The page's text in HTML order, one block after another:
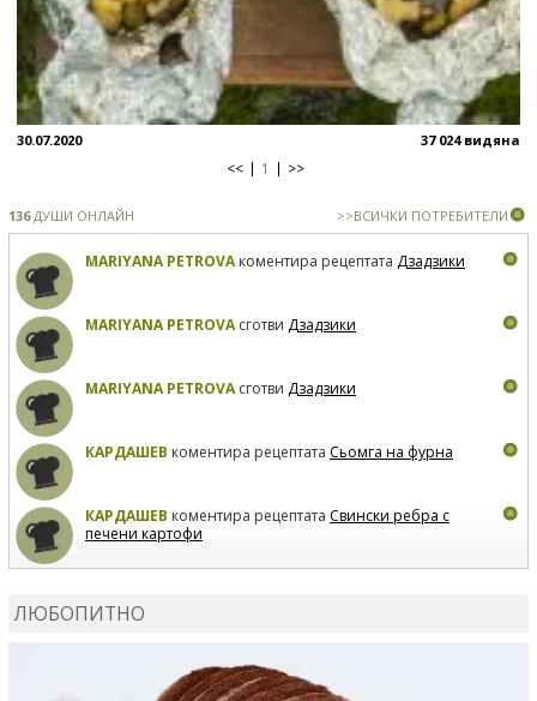
30.07.2020 37 024 видяна
<< 1 >>
136ДУШИ ОНЛАЙН >>ВСИЧКИ ПОТРЕБИТЕЛИ
MARIYANA PETROVAкоментира рецептата Дзадзики
MARIYANA PETROVAсготви Дзадзики
MARIYANA PETROVAсготви Дзадзики
КАРДАШЕВ коментира рецептата Сьомга на фурна
КАРДАШЕВ коментира рецептата Свински ребра с
печени картофи
ЛЮБОПИТНО